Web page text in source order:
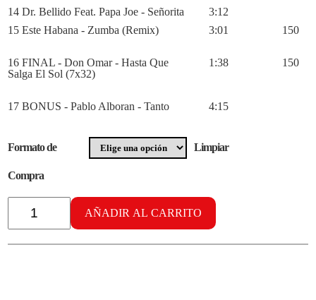
14 Dr. Bellido Feat. Papa Joe - Señorita
3:12
15 Este Habana - Zumba (Remix)
3:01 150
16 FINAL - Don Omar - Hasta Que
Salga El Sol (7x32)
1:38 150
17 BONUS - Pablo Alboran - Tanto 4:15
Formato de
Compra
Limpiar
Radikal
Tribal
cantidad
AÑADIR AL CARRITO